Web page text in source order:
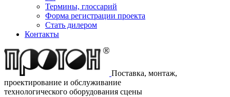
Термины, глоссарий
Форма регистрации проекта
Стать дилером
Контакты
Поставка, монтаж,
проектирование и обслуживание
технологического оборудования сцены